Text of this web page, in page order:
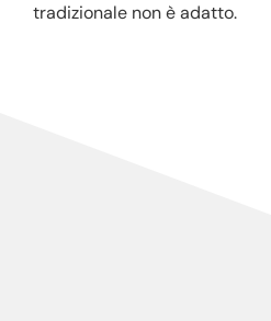
tradizionale non è adatto.